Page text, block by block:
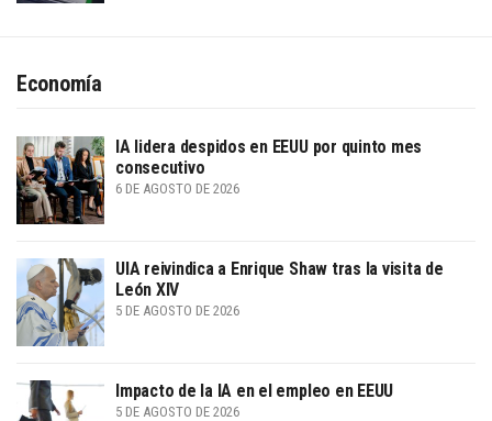
Economía
IA lidera despidos en EEUU por quinto mes
consecutivo
6 DE AGOSTO DE 2026
UIA reivindica a Enrique Shaw tras la visita de
León XIV
5 DE AGOSTO DE 2026
Impacto de la IA en el empleo en EEUU
5 DE AGOSTO DE 2026